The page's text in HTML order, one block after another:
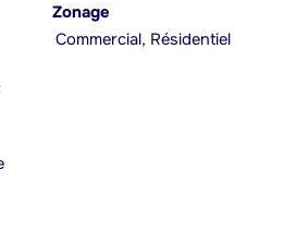
Zonage
Commercial, Résidentiel